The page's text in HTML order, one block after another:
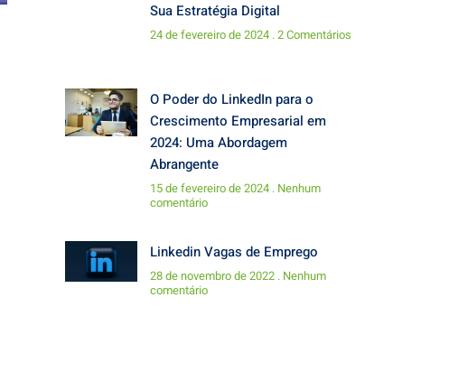
Sua Estratégia Digital
24 de fevereiro de 2024 2 Comentários
O Poder do LinkedIn para o
Crescimento Empresarial em
2024: Uma Abordagem
Abrangente
15 de fevereiro de 2024 Nenhum
comentário
Linkedin Vagas de Emprego
28 de novembro de 2022 Nenhum
comentário